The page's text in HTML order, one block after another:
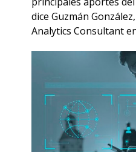
dice Guzmán
Analytics Consultant